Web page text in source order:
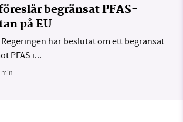
begränsat PFAS-
på EU
Regeringen har beslutat om ett begränsat
PFAS i...
min